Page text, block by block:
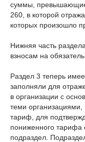
суммы, превышающие
260, в которой
которых произошло
Нижняя часть
взносам на
Раздел 3 теперь
заполняли для
в организации с
теми
тариф, для
пониженного тарифа
подраздел.